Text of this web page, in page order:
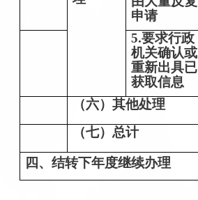
申请
5.要求行政
机关确认或
重新出具已
获取信息
（六）其他处理
（七）总计
四、结转下年度继续办理